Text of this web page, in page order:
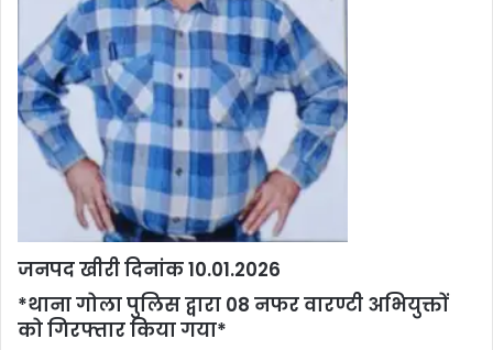
जनपद खीरी दिनांक 10.01.2026
*थाना गोला पुलिस द्वारा 08 नफर वारण्टी अभियुक्तों
को गिरफ्तार किया गया*